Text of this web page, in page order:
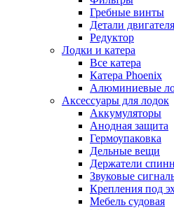
Гребные винты
Детали двигателя
Редуктор
Лодки и катера
Все катера
Катера Phoenix
Алюминиевые
Аксессуары для лодок
Аккумуляторы
Анодная защита
Гермоупаковка
Дельные вещи
Держатели
Звуковые
Крепления под
Мебель судовая